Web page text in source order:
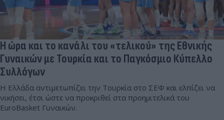
Η ώρα και το κανάλι του «τελικού» της Εθνικής
Γυναικών με Τουρκία και το Παγκόσμιο Κύπελλο
Συλλόγων
Η Ελλάδα αντιμετωπίζει την Τουρκία στο ΣΕΦ και ελπίζει να
νικήσει, έτσι ώστε να προκριθεί στα προημιτελικά του
EuroBasket Γυναικών.